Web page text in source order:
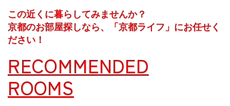
この近くに暮らしてみませんか？
京都のお部屋探しなら、「京都ライフ」にお任せく
ださい！
RECOMMENDED
ROOMS